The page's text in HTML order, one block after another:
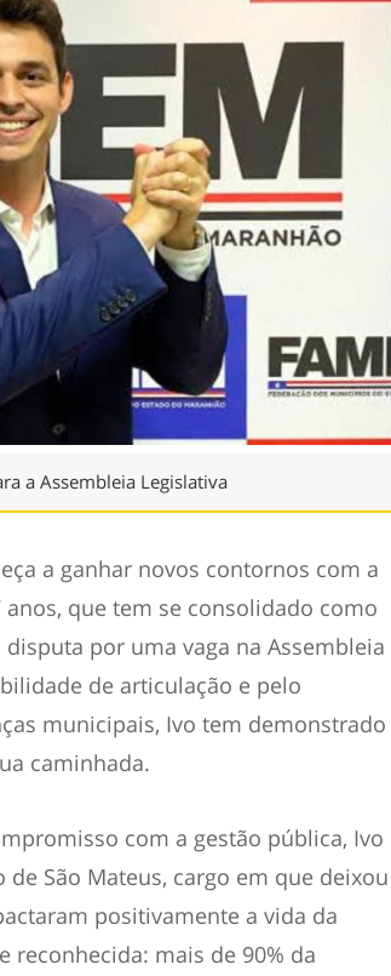
a Assembleia Legislativa
a ganhar novos contornos com a
anos, que tem se consolidado como
por uma vaga na Assembleia
de articulação e pelo
municipais, Ivo tem demonstrado
caminhada.
com a gestão pública, Ivo
São Mateus, cargo em que deixou
positivamente a vida da
reconhecida: mais de 90% da